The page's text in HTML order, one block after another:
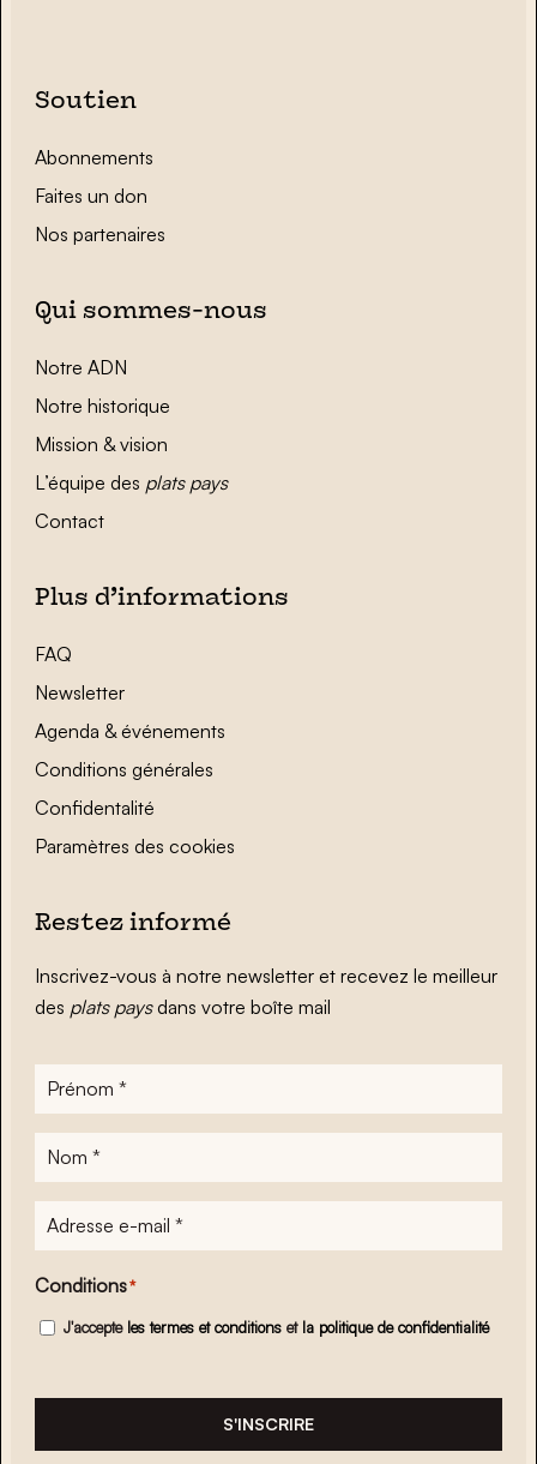
Soutien
Abonnements
Faites un don
Nos partenaires
Qui sommes-nous
Notre ADN
Notre historique
Mission & vision
L’équipe des plats pays
Contact
Plus d’informations
FAQ
Newsletter
Agenda & événements
Conditions générales
Confidentalité
Paramètres des cookies
Restez informé
Inscrivez-vous à notre newsletter et recevez le meilleur
des plats paysdans votre boîte mail
Prénom
Nom
Adresse
e-
mail*
Conditions*
J'accepte les termes et conditions et la politique de confidentialité
S'INSCRIRE